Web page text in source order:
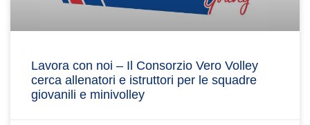
Lavora con noi – Il Consorzio Vero Volley
cerca allenatori e istruttori per le squadre
giovanili e minivolley